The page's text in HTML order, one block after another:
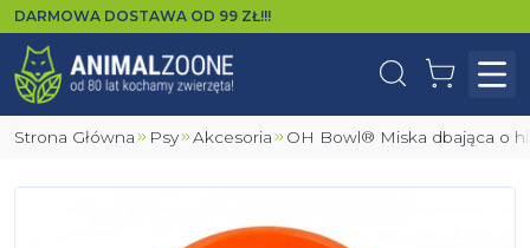
DARMOWA DOSTAWA OD 99 ZŁ!!!
WyszukajKoszyk
Strona Główna Psy Akcesoria OH Bowl® Miska dbająca o